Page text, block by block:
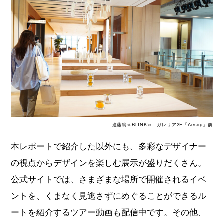
進藤篤≪BLINK≫ ガレリア2F「Aēsop」前
本レポートで紹介した以外にも、多彩なデザイナー
の視点からデザインを楽しむ展示が盛りだくさん。
公式サイトでは、さまざまな場所で開催されるイベ
ントを、くまなく見逃さずにめぐることができるル
ートを紹介するツアー動画も配信中です。その他、